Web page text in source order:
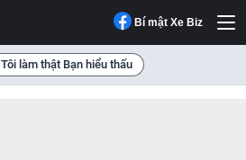
Bí mật Xe Biz
Tôi làm thật Bạn hiểu thấu